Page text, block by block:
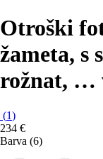
Otroški
žameta, s
rožnat, …
(1)
234 €
Barva (6)